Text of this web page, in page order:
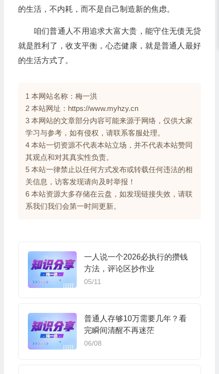
的生活，不内耗，而不是自己制造新的焦虑。
咱们普通人不用追求大富大贵，能守住无债无贷
就是胜利了，收支平衡，心态健康，就是普通人最好
的生活方式了。
1 本网站名称：梅一洪
2 本站网址：https://www.myhzy.cn
3 本网站的文章部分内容可能来源于网络，仅供大家
学习与参考，如有侵权，请联系客服处理。
4 本站一切资源不代表本站立场，并不代表本站赞同
其观点和对其真实性负责。
5 本站一律禁止以任何方式发布或转载任何违法的相
关信息，访客发现请向及时举报！
6 本站资源大多存储在云盘，如发现链接失效，请联
系我们我们会第一时间更新。
一人说一个2026必执行的攒钱
方法，评论区抄作业
05/11
普通人存够10万需要几年？看
完瞬间清醒不再迷茫
06/08